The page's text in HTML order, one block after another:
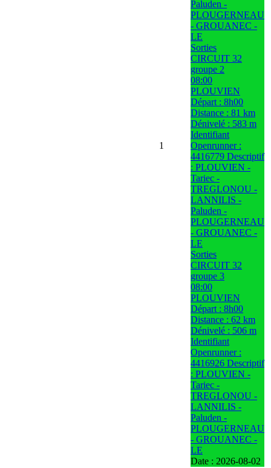
1
Paluden -
PLOUGERNEAU
- GROUANEC -
LE
Sorties
CIRCUIT 32
groupe 2
08:00
PLOUVIEN
Départ : 8h00
Distance : 81 km
Dénivelé : 583 m
Identifiant
Openrunner :
4416779 Descriptif
: PLOUVIEN -
Tariec -
TREGLONOU -
LANNILIS -
Paluden -
PLOUGERNEAU
- GROUANEC -
LE
Sorties
CIRCUIT 32
groupe 3
08:00
PLOUVIEN
Départ : 8h00
Distance : 62 km
Dénivelé : 506 m
Identifiant
Openrunner :
4416926 Descriptif
: PLOUVIEN -
Tariec -
TREGLONOU -
LANNILIS -
Paluden -
PLOUGERNEAU
- GROUANEC -
LE
Date : 2026-08-02